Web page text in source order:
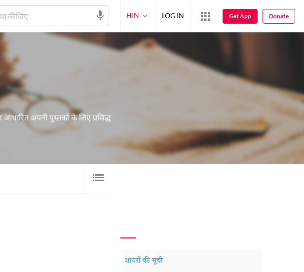
अपनी पुस्तकों के लिए प्रसिद्ध
शायरों की सूची
HIN LOG IN Get App Donate